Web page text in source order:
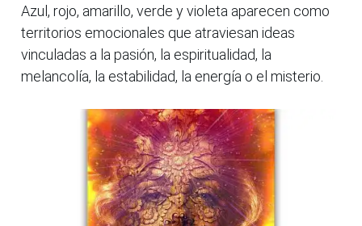
Azul, rojo, amarillo, verde y violeta aparecen como
territorios emocionales que atraviesan ideas
vinculadas a la pasión, la espiritualidad, la
melancolía, la estabilidad, la energía o el misterio.